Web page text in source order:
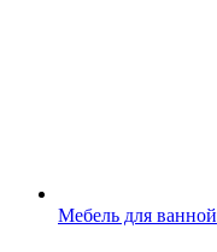
Мебель для ванной